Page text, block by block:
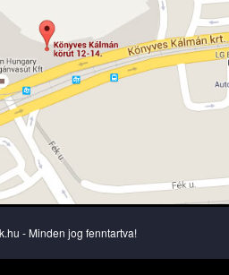
- Minden jog fenntartva!